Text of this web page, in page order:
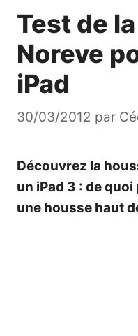
Test de
Noreve
iPad
30/03/2012 par
Découvrez la
un iPad 3 : de
une housse haut